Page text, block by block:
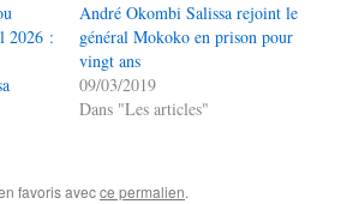
2026 :
André Okombi Salissa rejoint le
général Mokoko en prison pour
vingt ans
09/03/2019
Dans "Les articles"
favoris avecce permalien.